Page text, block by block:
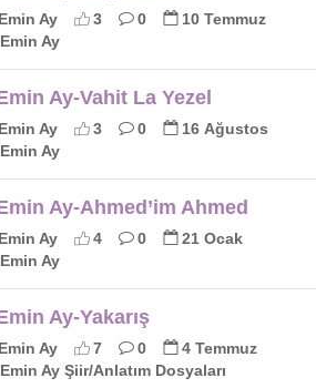
Ay 3 0
10 Temmuz
Ay
Ay-Vahit La Yezel
Ay 3 0
16 Ağustos
Ay
Ay-Ahmed’im Ahmed
Ay 4 0
21 Ocak
Ay
Ay-Yakarış
Ay 7 0
4 Temmuz
Ay Şiir/Anlatım Dosyaları